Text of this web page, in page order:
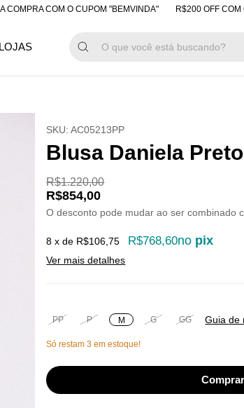
COM O CUPOM "BEMVINDA" R$200 OFF COM O
LOJAS
SKU:AC05213PP
Blusa Daniela Preto
R$1.220,00
R$854,00
O desconto pode mudar ao ser combinado
8 x de R$106,75 R$768,60no pix
Ver mais detalhes
PP P M G GG Guia de
Só restam3 em estoque!